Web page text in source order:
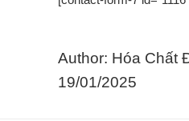
Author: Hóa Chất
19/01/2025